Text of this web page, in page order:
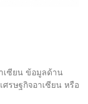
เซียน ข้อมูลด้าน
รษฐกิจอาเซียน หรือ